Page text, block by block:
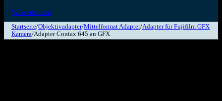
Wissensbasis
Startseite/Objektivadapter/Mittelformat Adapter/Adapter für Fujifilm GFX
Kamera/Adapter Contax 645 an GFX